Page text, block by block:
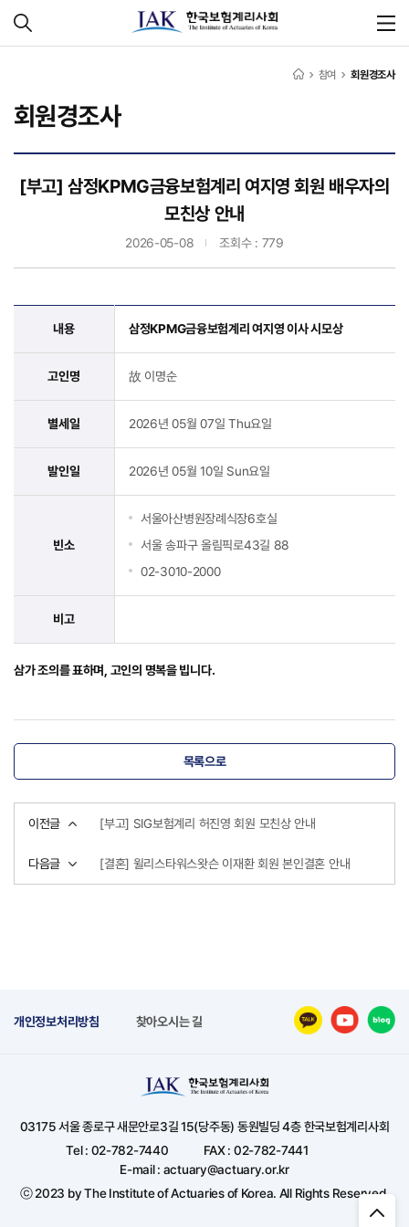
참여 회원경조사
회원경조사
[부고] 삼정KPMG금융보험계리 여지영 회원 배우자의
모친상 안내
2026-05-08 조회수 : 779
내용 삼정KPMG금융보험계리 여지영 이사 시모상
고인명 故 이명순
별세일 2026년 05월 07일 Thu요일
발인일 2026년 05월 10일 Sun요일
빈소
서울아산병원장례식장6호실
서울 송파구 올림픽로43길 88
02-3010-2000
비고
삼가 조의를 표하며, 고인의 명복을 빕니다.
목록으로
이전글 [부고] SIG보험계리 허진영 회원 모친상 안내
다음글 [결혼] 윌리스타워스왓슨 이재환 회원 본인결혼 안내
개인정보처리방침 찾아오시는 길
03175 서울 종로구 새문안로3길 15(당주동) 동원빌딩 4층 한국보험계리사회
Tel : 02-782-7440
FAX : 02-782-7441
E-mail : actuary@actuary.or.kr
ⓒ 2023 by The Institute of Actuaries of Korea. All Rights Reserved.